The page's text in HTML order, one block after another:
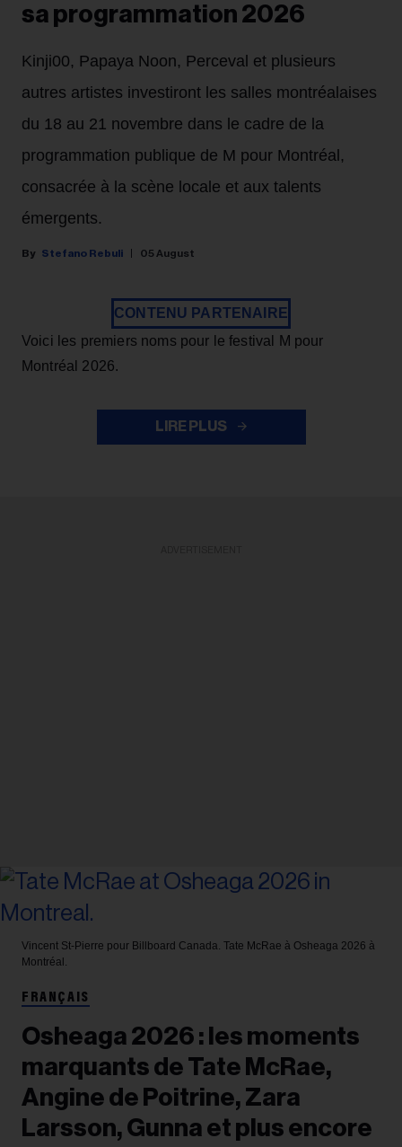
sa programmation 2026
Kinji00, Papaya Noon, Perceval et plusieurs
autres artistes investiront les salles montréalaises
du 18 au 21 novembre dans le cadre de la
programmation publique de M pour Montréal,
consacrée à la scène locale et aux talents
émergents.
Stefano Rebuli 05 August
CONTENU PARTENAIRE
Voici les premiers noms pour le festival M pour
Montréal 2026.
LIRE PLUS
Vincent St-Pierre pour Billboard Canada. Tate McRae à Osheaga 2026 à
Montréal.
FRANÇAIS
Osheaga 2026 : les moments
marquants de Tate McRae,
Angine de Poitrine, Zara
Larsson, Gunna et plus encore